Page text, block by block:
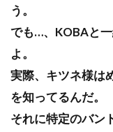
う。
でも…、KOBAと
よ。
実際、キツネ様は
を知ってるんだ。
それに特定のバン